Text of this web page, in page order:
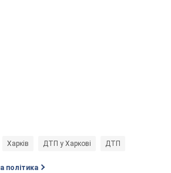
Харків ДТП у Харкові ДТП
політика